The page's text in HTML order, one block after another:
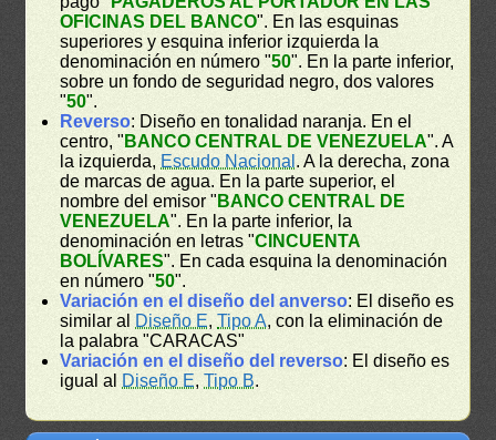
OFICINAS DEL BANCO". En las esquinas
superiores y esquina inferior izquierda la
denominación en número "50". En la parte inferior,
sobre un fondo de seguridad negro, dos valores
"50".
Reverso: Diseño en tonalidad naranja. En el
centro, " BANCO CENTRAL DE VENEZUELA". A
la izquierda, Escudo Nacional . A la derecha, zona
de marcas de agua. En la parte superior, el
nombre del emisor " BANCO CENTRAL DE
VENEZUELA". En la parte inferior, la
denominación en letras "CINCUENTA
BOLÍVARES". En cada esquina la denominación
en número "50".
Variación en el diseño del anverso: El diseño es
similar al Diseño E,Tipo A, con la eliminación de
la palabra "CARACAS"
Variación en el diseño del reverso: El diseño es
igual al Diseño E,Tipo B.